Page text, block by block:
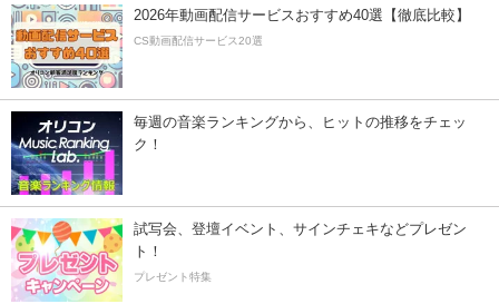
2026年動画配信サービスおすすめ40選【徹底比較】
CS動画配信サービス20選
毎週の音楽ランキングから、ヒットの推移をチェッ
ク！
試写会、登壇イベント、サインチェキなどプレゼン
ト！
プレゼント特集